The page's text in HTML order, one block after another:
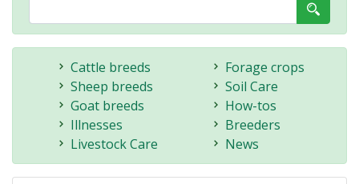
Cattle breeds
Sheep breeds
Goat breeds
Illnesses
Livestock Care
Forage crops
Soil Care
How-tos
Breeders
News